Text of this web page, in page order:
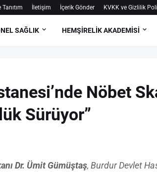
İletişim İçerik Gönder KVKK ve Gizlilik
SAĞLIK HEMŞIRELIK AKADEMISI
Nöbet
Sürüyor”
Dr. Ümit Gümüştaş, Burdur Devlet